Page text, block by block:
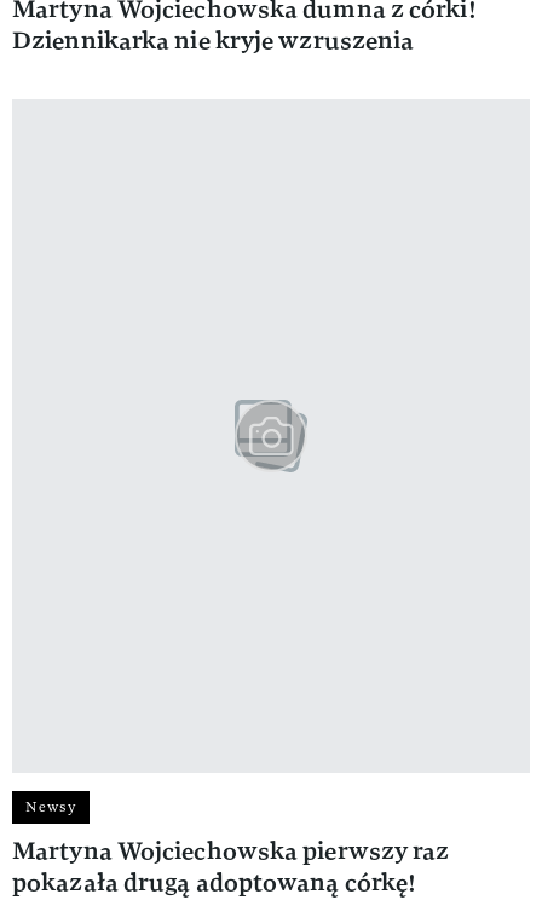
Martyna Wojciechowska dumna z córki!
Dziennikarka nie kryje wzruszenia
Newsy
Martyna Wojciechowska pierwszy raz
pokazała drugą adoptowaną córkę!